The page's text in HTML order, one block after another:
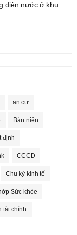
điện nước ở khu
an cư
Bán niên
định
CCCD
Chu kỳ kinh tế
Sức khỏe
tài chính